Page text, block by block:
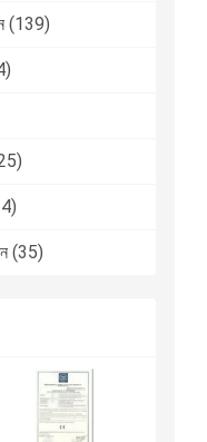
(139)
(35)